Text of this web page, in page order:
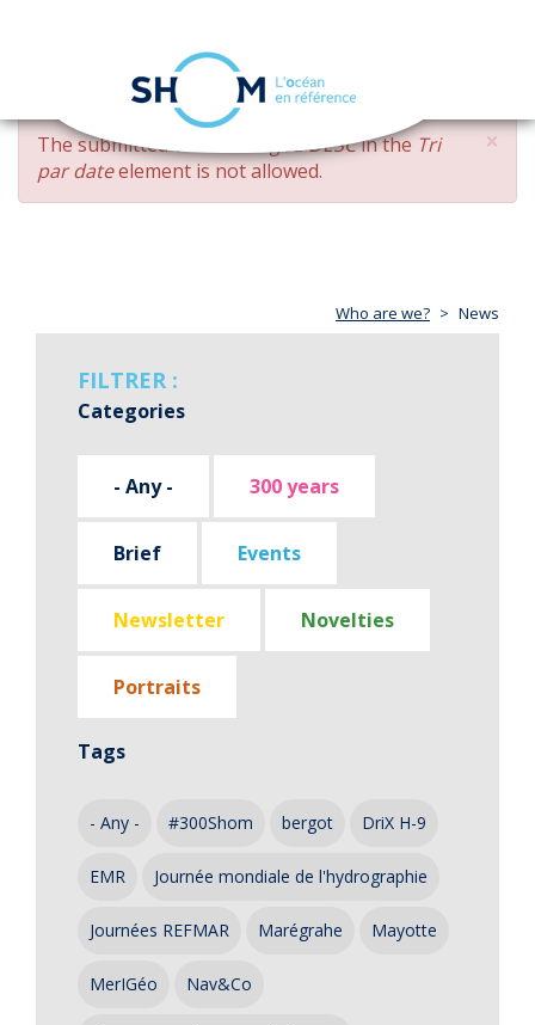
Skip
main
content
navigation
×
ERROR
MESSAGE
The submitted value changed DESCin the Tri
par dateelement is not allowed.
Who are we? News
FILTRER :
Categories
- Any - 300 years
Brief Events
Newsletter Novelties
Portraits
Tags
- Any - #300Shom bergot DriX H-9
EMR Journée mondiale de l'hydrographie
Journées REFMAR Marégrahe Mayotte
MerIGéo Nav&Co